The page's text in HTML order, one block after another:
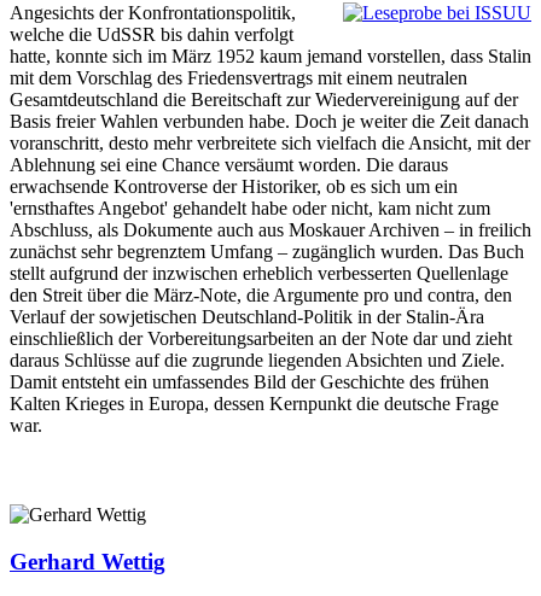
Angesichts der Konfrontationspolitik,
welche die UdSSR bis dahin verfolgt
hatte, konnte sich im März 1952 kaum jemand vorstellen, dass Stalin
mit dem Vorschlag des Friedensvertrags mit einem neutralen
Gesamtdeutschland die Bereitschaft zur Wiedervereinigung auf der
Basis freier Wahlen verbunden habe. Doch je weiter die Zeit danach
voranschritt, desto mehr verbreitete sich vielfach die Ansicht, mit der
Ablehnung sei eine Chance versäumt worden. Die daraus
erwachsende Kontroverse der Historiker, ob es sich um ein
'ernsthaftes Angebot' gehandelt habe oder nicht, kam nicht zum
Abschluss, als Dokumente auch aus Moskauer Archiven – in freilich
zunächst sehr begrenztem Umfang – zugänglich wurden. Das Buch
stellt aufgrund der inzwischen erheblich verbesserten Quellenlage
den Streit über die März-Note, die Argumente pro und contra, den
Verlauf der sowjetischen Deutschland-Politik in der Stalin-Ära
einschließlich der Vorbereitungsarbeiten an der Note dar und zieht
daraus Schlüsse auf die zugrunde liegenden Absichten und Ziele.
Damit entsteht ein umfassendes Bild der Geschichte des frühen
Kalten Krieges in Europa, dessen Kernpunkt die deutsche Frage
war.
Gerhard Wettig